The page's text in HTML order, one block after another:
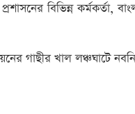
বিভিন্ন কর্মকর্তা,
গাছীর খাল লঞ্চঘাটে